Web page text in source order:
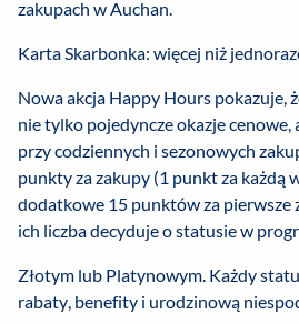
zakupach w Auchan.
Karta Skarbonka: więcej niż
Nowa akcja Happy Hours pokazuje,
nie tylko pojedyncze okazje cenowe,
przy codziennych i sezonowych
punkty za zakupy (1 punkt za każdą
dodatkowe 15 punktów za pierwsze
ich liczba decyduje o statusie w
Złotym lub Platynowym. Każdy
rabaty, benefity i urodzinową